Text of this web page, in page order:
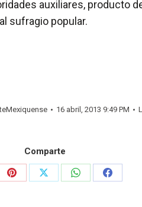
auxiliares, producto
sufragio popular.
16 abril, 2013 9:49 PM
Comparte
Share
Share
Share
Share